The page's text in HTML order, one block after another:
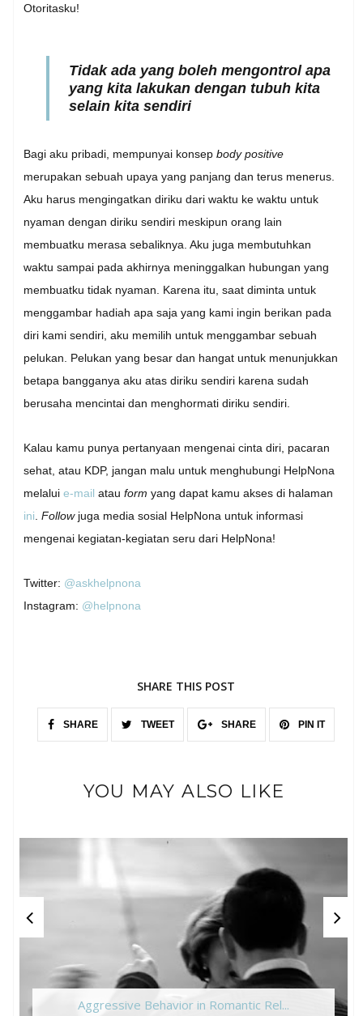
Otoritasku!
Tidak ada yang boleh mengontrol apa
yang kita lakukan dengan tubuh kita
selain kita sendiri
Bagi aku pribadi, mempunyai konsepbody positive
merupakan sebuah upaya yang panjang dan terus menerus.
Aku harus mengingatkan diriku dari waktu ke waktu untuk
nyaman dengan diriku sendiri meskipun orang lain
membuatku merasa sebaliknya. Aku juga membutuhkan
waktu sampai pada akhirnya meninggalkan hubungan yang
membuatku tidak nyaman. Karena itu, saat diminta untuk
menggambar hadiah apa saja yang kami ingin berikan pada
diri kami sendiri, aku memilih untuk menggambar sebuah
pelukan. Pelukan yang besar dan hangat untuk menunjukkan
betapa bangganya aku atas diriku sendiri karena sudah
berusaha mencintai dan menghormati diriku sendiri.
Kalau kamu punya pertanyaan mengenai cinta diri, pacaran
sehat, atau KDP, jangan malu untuk menghubungi HelpNona
melaluie-mail atauformyang dapat kamu akses di halaman
ini.Followjuga media sosial HelpNona untuk informasi
mengenai kegiatan-kegiatan seru dari HelpNona!
Twitter: @askhelpnona
Instagram: @helpnona
SHARE THIS POST
SHARE TWEET SHARE PIN IT
YOU MAY ALSO LIKE
Aggressive Behavior in Romantic Rel...